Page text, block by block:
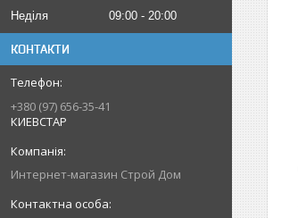
Неділя
09:00 20:00
КОНТАКТИ
+380 (97) 656-35-41
КИЕВСТАР
Интернет-магазин Строй Дом